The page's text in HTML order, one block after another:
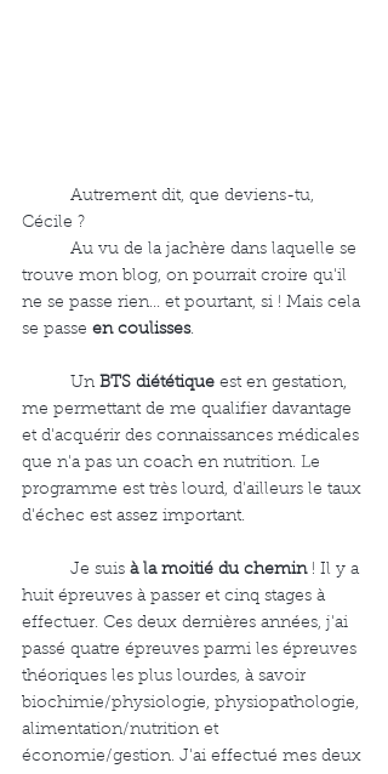
Cécile ?
trouve mon blog, on pourrait croire qu'il
ne se passe rien... et pourtant, si ! Mais cela
se passe en coulisses.
	Un
BTS diététique est en gestation,
me permettant de me qualifier davantage
et d'acquérir des connaissances médicales
que n'a pas un coach en nutrition. Le
programme est très lourd, d'ailleurs le taux
d'échec est assez important.
	Je suis
à la moitié du chemin ! Il y a
huit épreuves à passer et cinq stages à
effectuer. Ces deux dernières années, j'ai
passé quatre épreuves parmi les épreuves
théoriques les plus lourdes, à savoir
biochimie/physiologie, physiopathologie,
alimentation/nutrition et
économie/gestion. J'ai effectué mes deux